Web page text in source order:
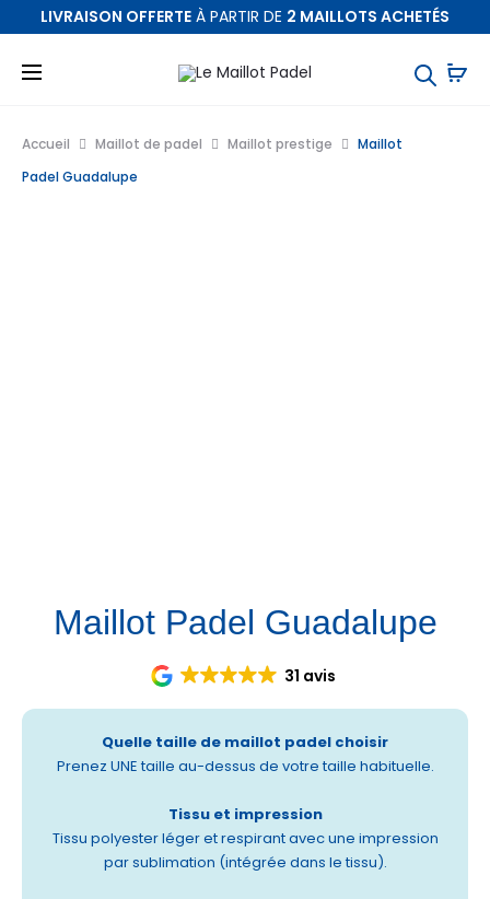
LIVRAISON OFFERTE À PARTIR DE 2 MAILLOTS ACHETÉS
Accueil Maillot de padel Maillot prestige
Maillot
Padel Guadalupe
Maillot Padel Guadalupe
31 avis
Quelle taille de maillot padel choisir
Prenez UNE taille au-dessus de votre taille habituelle.
Tissu et impression
Tissu polyester léger et respirant avec une impression
par sublimation (intégrée dans le tissu).